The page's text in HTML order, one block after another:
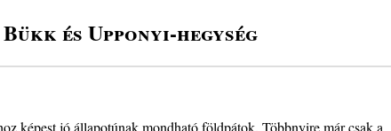
és Upponyi-hegység
képest jó állapotúnak mondható földpátok. Többnyire már csak a